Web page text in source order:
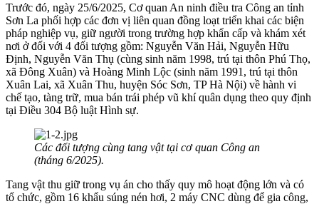
Trước đó, ngày 25/6/2025, Cơ quan An ninh điều tra Công an tỉnh
Sơn La phối hợp các đơn vị liên quan đồng loạt triển khai các biện
pháp nghiệp vụ, giữ người trong trường hợp khẩn cấp và khám xét
nơi ở đối với 4 đối tượng gồm: Nguyễn Văn Hải, Nguyễn Hữu
Định, Nguyễn Văn Thụ (cùng sinh năm 1998, trú tại thôn Phú Thọ,
xã Đông Xuân) và Hoàng Minh Lộc (sinh năm 1991, trú tại thôn
Xuân Lai, xã Xuân Thu, huyện Sóc Sơn, TP Hà Nội) về hành vi
chế tạo, tàng trữ, mua bán trái phép vũ khí quân dụng theo quy định
tại Điều 304 Bộ luật Hình sự.
Các đối tượng cùng tang vật tại cơ quan Công an
(tháng 6/2025).
Tang vật thu giữ trong vụ án cho thấy quy mô hoạt động lớn và có
tổ chức, gồm 16 khẩu súng nén hơi, 2 máy CNC dùng để gia công,